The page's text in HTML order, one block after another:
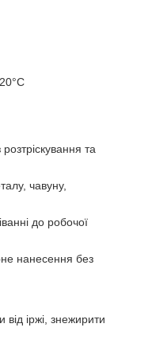
та
чавуну,
до робочої
нанесення без
від іржі, знежирити